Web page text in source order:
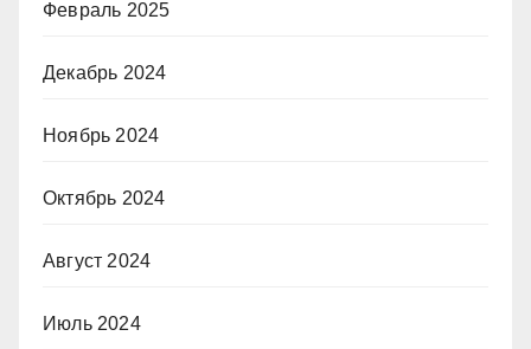
Февраль 2025
Декабрь 2024
Ноябрь 2024
Октябрь 2024
Август 2024
Июль 2024